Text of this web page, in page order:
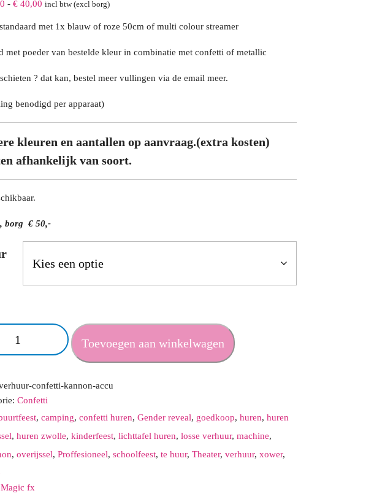
- €40,00Prijsklasse:
€ 40,00
incl btw (excl borg)
met 1x blauw of roze 50cm of multi colour streamer
met poeder van bestelde kleur in combinatie met confetti of metallic
? dat kan, bestel meer vullingen via de email meer.
benodigd per apparaat)
kleuren en aantallen op aanvraag.(extra kosten)
afhankelijk van soort.
borg € 50,-
Toevoegen aan winkelwagen
confetti-kannon-accu
Confetti
, camping, confetti huren, Gender reveal, goedkoop, huren, huren
, huren zwolle, kinderfeest, lichttafel huren, losse verhuur, machine,
, overijssel, Proffesioneel, schoolfeest, te huur, Theater, verhuur, xower,
Magic fx